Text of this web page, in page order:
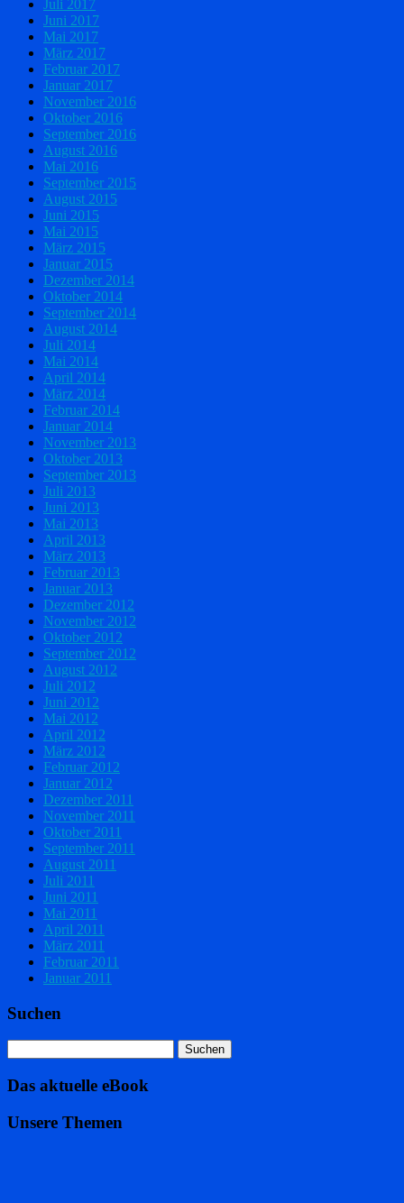
Juli 2017
Juni 2017
Mai 2017
März 2017
Februar 2017
Januar 2017
November 2016
Oktober 2016
September 2016
August 2016
Mai 2016
September 2015
August 2015
Juni 2015
Mai 2015
März 2015
Januar 2015
Dezember 2014
Oktober 2014
September 2014
August 2014
Juli 2014
Mai 2014
April 2014
März 2014
Februar 2014
Januar 2014
November 2013
Oktober 2013
September 2013
Juli 2013
Juni 2013
Mai 2013
April 2013
März 2013
Februar 2013
Januar 2013
Dezember 2012
November 2012
Oktober 2012
September 2012
August 2012
Juli 2012
Juni 2012
Mai 2012
April 2012
März 2012
Februar 2012
Januar 2012
Dezember 2011
November 2011
Oktober 2011
September 2011
August 2011
Juli 2011
Juni 2011
Mai 2011
April 2011
März 2011
Februar 2011
Januar 2011
Suchen
Das aktuelle eBook
Unsere Themen